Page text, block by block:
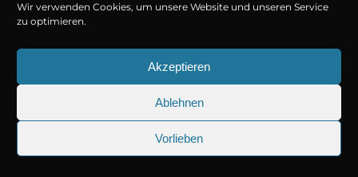
Wir verwenden Cookies, um unsere Website und unseren Service
zu optimieren.
Akzeptieren
Ablehnen
Vorlieben